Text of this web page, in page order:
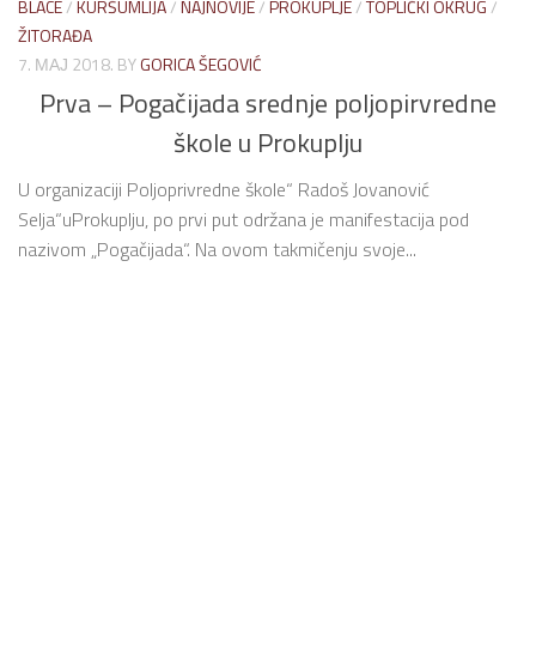
BLACE/KURŠUMLIJA/NAJNOVIJE/PROKUPLJE/TOPLIČKI OKRUG/
ŽITORAĐA
7. МАЈ 2018. BYGORICA ŠEGOVIĆ
Prva – Pogačijada srednje poljopirvredne
škole u Prokuplju
U organizaciji Poljoprivredne škole“ Radoš Jovanović
Selja“uProkuplju, po prvi put održana je manifestacija pod
nazivom „Pogačijada“. Na ovom takmičenju svoje...